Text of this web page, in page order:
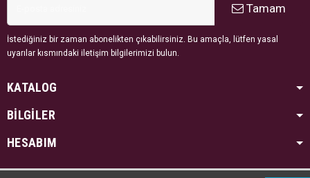
Tamam
İstediğiniz bir zaman abonelikten çıkabilirsiniz. Bu amaçla, lütfen yasal
uyarılar kısmındaki iletişim bilgilerimizi bulun.
KATALOG
BİLGİLER
HESABIM